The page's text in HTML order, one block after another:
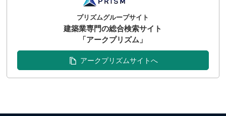
プリズムグループサイト
建築業専門の総合検索サイト
「アークプリズム」
アークプリズムサイトへ